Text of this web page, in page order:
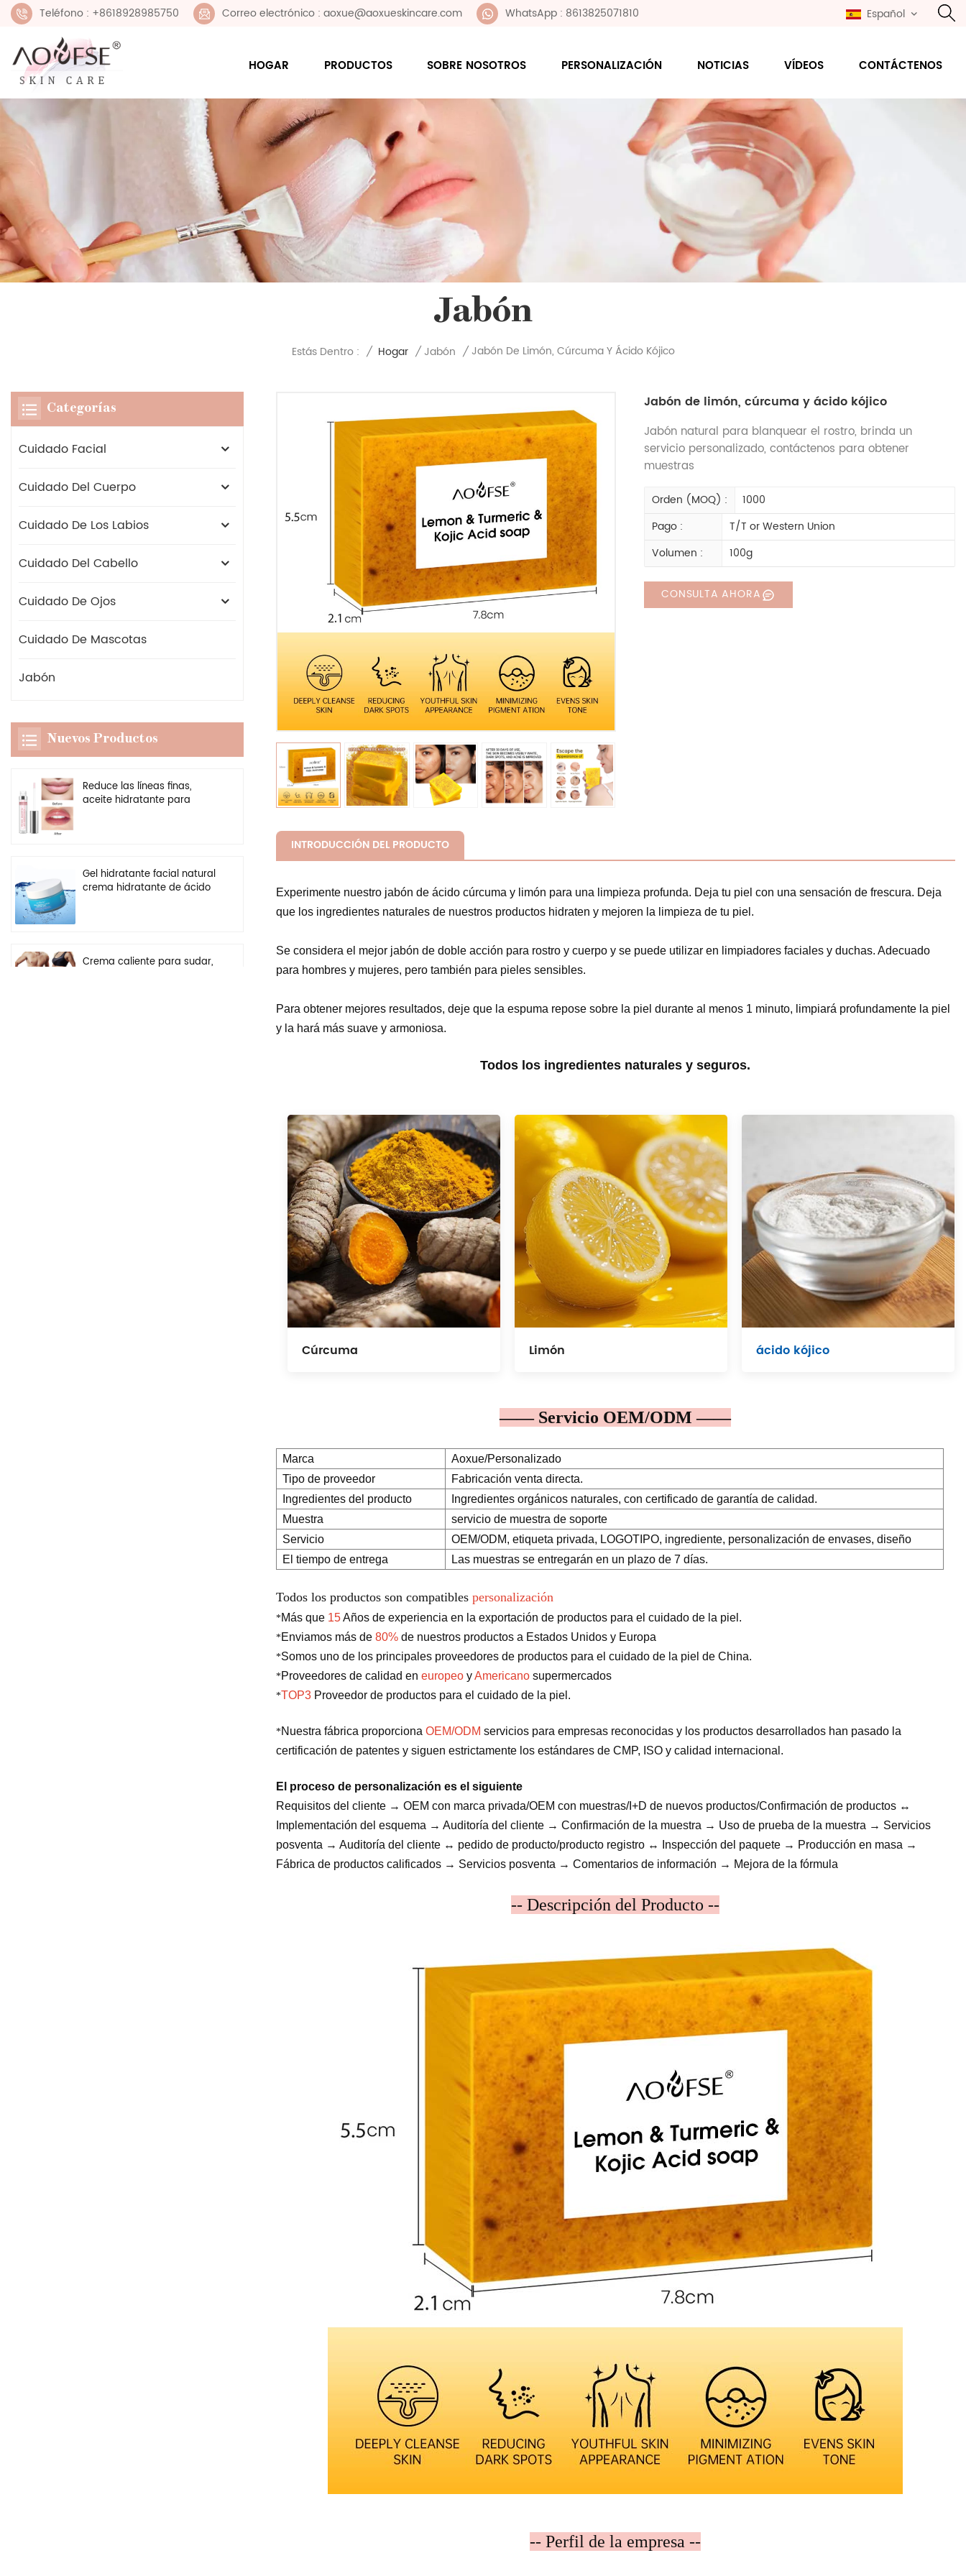
Teléfono : +8618928985750 Correo electrónico : aoxue@aoxueskincare.com WhatsApp : 8613825071810 Español
HOGAR PRODUCTOS SOBRE NOSOTROS PERSONALIZACIÓN NOTICIAS VÍDEOS CONTÁCTENOS
Jabón
Estás Dentro : / Hogar / Jabón / Jabón De Limón, Cúrcuma Y Ácido Kójico
Jabón de limón, cúrcuma y ácido kójico
Jabón natural para blanquear el rostro, brinda un
servicio personalizado, contáctenos para obtener
muestras
Orden (MOQ) :
1000
Pago :
T/T or Western Union
Volumen :
100g
CONSULTA AHORA
INTRODUCCIÓN DEL PRODUCTO
Experimente nuestro jabón de ácido cúrcuma y limón para una limpieza profunda. Deja tu piel con una sensación de frescura. Deja
que los ingredientes naturales de nuestros productos hidraten y mejoren la limpieza de tu piel.
Se considera el mejor jabón de doble acción para rostro y cuerpo y se puede utilizar en limpiadores faciales y duchas. Adecuado
para hombres y mujeres, pero también para pieles sensibles.
Para obtener mejores resultados, deje que la espuma repose sobre la piel durante al menos 1 minuto, limpiará profundamente la piel
y la hará más suave y armoniosa.
Todos los ingredientes naturales y seguros.
Cúrcuma Limón ácido kójico
—— Servicio OEM/ODM ——
Marca
Aoxue/Personalizado
Tipo de proveedor
Fabricación venta directa.
Ingredientes del producto
Ingredientes orgánicos naturales, con certificado de garantía de calidad.
Muestra
servicio de muestra de soporte
Servicio
OEM/ODM, etiqueta privada, LOGOTIPO, ingrediente, personalización de envases, diseño
El tiempo de entrega
Las muestras se entregarán en un plazo de 7 días.
Todos los productos son compatibles personalización
*Más que 15Años de experiencia en la exportación de productos para el cuidado de la piel.
*Enviamos más de 80%de nuestros productos a Estados Unidos y Europa
*Somos uno de los principales proveedores de productos para el cuidado de la piel de China.
*Proveedores de calidad en europeoyAmericanosupermercados
*TOP3Proveedor de productos para el cuidado de la piel.
*Nuestra fábrica proporciona OEM/ODM servicios para empresas reconocidas y los productos desarrollados han pasado la
certificación de patentes y siguen estrictamente los estándares de CMP, ISO y calidad internacional.
El proceso de personalización es el siguiente
Requisitos del cliente → OEM con marca privada/OEM con muestras/I+D de nuevos productos/Confirmación de productos ↔
Implementación del esquema → Auditoría del cliente → Confirmación de la muestra → Uso de prueba de la muestra → Servicios
posventa → Auditoría del cliente ↔ pedido de producto/producto registro ↔ Inspección del paquete → Producción en masa →
Fábrica de productos calificados → Servicios posventa → Comentarios de información → Mejora de la fórmula
-- Descripción del Producto --
-- Perfil de la empresa --
Categorías
Cuidado Facial
Cuidado Del Cuerpo
Cuidado De Los Labios
Cuidado Del Cabello
Cuidado De Ojos
Cuidado De Mascotas
Jabón
Nuevos Productos
Reduce las líneas finas,
aceite hidratante para
Gel hidratante facial natural
crema hidratante de ácido
Crema caliente para sudar,